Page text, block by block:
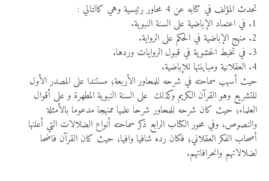
تحدث المؤلف في كتابه عن 4 محاور رئيسية وهي كالتالي :
1. في اعتماد الإباضية على السنة النبوية.
2. منهج الإباضية في الحكم على الرواية.
3. في تخبط الحشوية في قبول الروايات وردها.
4. العقلانية ومباينتها للإباضية.
حيث أسهب سماحته في شرحه للمحاور الأربعة؛ مستندا على المصدر الأول
للتشريع وهو القرآن الكريم وكذلك على السنة النبوية المطهرة و على أقوال
العلماء؛ حيث كان شرحه للمحاور شرحا علميا ممنهجا مدعوما بالأمثلة
والنصوص، وفي محور الكتاب الرابع ذكر سماحته أنواع الضلالات التي أعلنها
أصحاب الفكر العقلاني؛ فكان رده شافيا وافيا؛ حيث كان القرآن فاضحا
لضلالاتهم وانحرافاتهم.